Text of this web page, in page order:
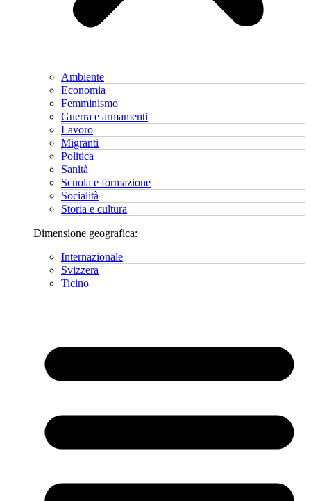
Ambiente
Economia
Femminismo
Guerra e armamenti
Lavoro
Migranti
Politica
Sanità
Scuola e formazione
Socialità
Storia e cultura
Dimensione geografica:
Internazionale
Svizzera
Ticino